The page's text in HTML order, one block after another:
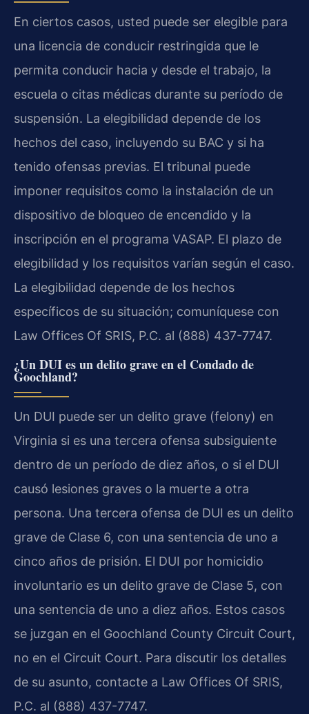
En ciertos casos, usted puede ser elegible para
una licencia de conducir restringida que le
permita conducir hacia y desde el trabajo, la
escuela o citas médicas durante su período de
suspensión. La elegibilidad depende de los
hechos del caso, incluyendo su BAC y si ha
tenido ofensas previas. El tribunal puede
imponer requisitos como la instalación de un
dispositivo de bloqueo de encendido y la
inscripción en el programa VASAP. El plazo de
elegibilidad y los requisitos varían según el caso.
La elegibilidad depende de los hechos
específicos de su situación; comuníquese con
Law Offices Of SRIS, P.C. al (888) 437-7747.
¿Un DUI es un delito grave en el Condado de
Goochland?
Un DUI puede ser un delito grave (felony) en
Virginia si es una tercera ofensa subsiguiente
dentro de un período de diez años, o si el DUI
causó lesiones graves o la muerte a otra
persona. Una tercera ofensa de DUI es un delito
grave de Clase 6, con una sentencia de uno a
cinco años de prisión. El DUI por homicidio
involuntario es un delito grave de Clase 5, con
una sentencia de uno a diez años. Estos casos
se juzgan en el Goochland County Circuit Court,
no en el Circuit Court. Para discutir los detalles
de su asunto, contacte a Law Offices Of SRIS,
P.C. al (888) 437-7747.